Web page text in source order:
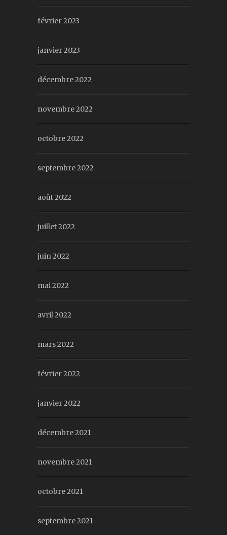
février 2023
janvier 2023
décembre 2022
novembre 2022
octobre 2022
septembre 2022
août 2022
juillet 2022
juin 2022
mai 2022
avril 2022
mars 2022
février 2022
janvier 2022
décembre 2021
novembre 2021
octobre 2021
septembre 2021